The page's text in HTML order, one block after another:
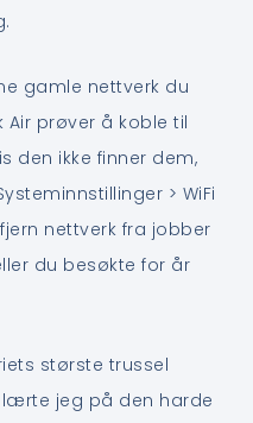
gamle nettverk du
Air prøver å koble til
den ikke finner dem,
> WiFi
nettverk fra jobber
du besøkte for år
største trussel
jeg på den harde